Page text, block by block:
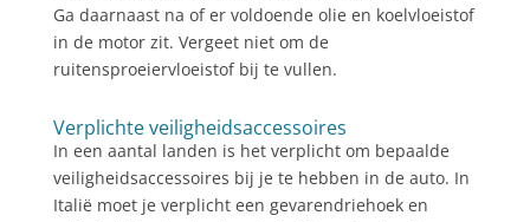
Ga daarnaast na of er voldoende olie en koelvloeistof
in de motor zit. Vergeet niet om de
ruitensproeiervloeistof bij te vullen.
Verplichte veiligheidsaccessoires
In een aantal landen is het verplicht om bepaalde
veiligheidsaccessoires bij je te hebben in de auto. In
Italië moet je verplicht een gevarendriehoek en